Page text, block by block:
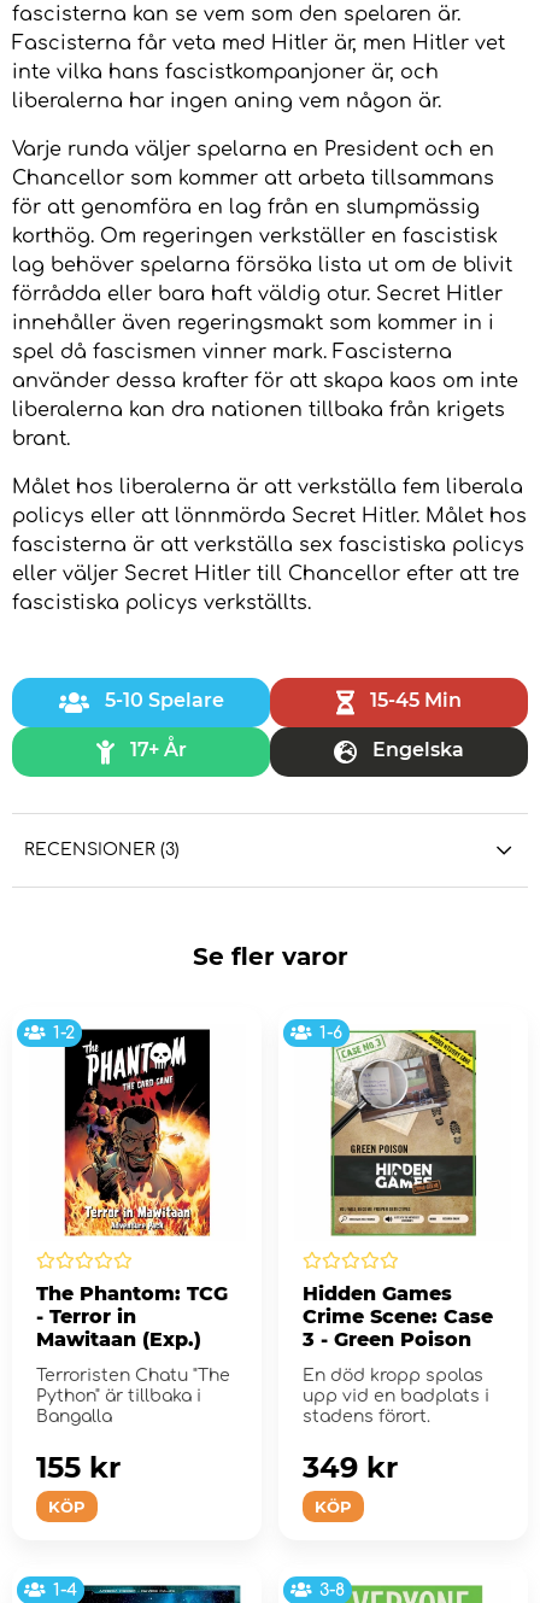
fascisterna kan se vem som den spelaren är.
Fascisterna får veta med Hitler är, men Hitler vet
inte vilka hans fascistkompanjoner är, och
liberalerna har ingen aning vem någon är.
Varje runda väljer spelarna en President och en
Chancellor som kommer att arbeta tillsammans
för att genomföra en lag från en slumpmässig
korthög. Om regeringen verkställer en fascistisk
lag behöver spelarna försöka lista ut om de blivit
förrådda eller bara haft väldig otur. Secret Hitler
innehåller även regeringsmakt som kommer in i
spel då fascismen vinner mark. Fascisterna
använder dessa krafter för att skapa kaos om inte
liberalerna kan dra nationen tillbaka från krigets
brant.
Målet hos liberalerna är att verkställa fem liberala
policys eller att lönnmörda Secret Hitler. Målet hos
fascisterna är att verkställa sex fascistiska policys
eller väljer Secret Hitler till Chancellor efter att tre
fascistiska policys verkställts.
5-10 Spelare 15-45 Min
17+ År Engelska
RECENSIONER (3)
Se fler varor
1-2
The Phantom: TCG
- Terror in
Mawitaan (Exp.)
Terroristen Chatu "The
Python" är tillbaka i
Bangalla
KÖP
155 kr
1-6
Hidden Games
Crime Scene: Case
3 - Green Poison
En död kropp spolas
upp vid en badplats i
stadens förort.
KÖP
349 kr
1-4 3-8